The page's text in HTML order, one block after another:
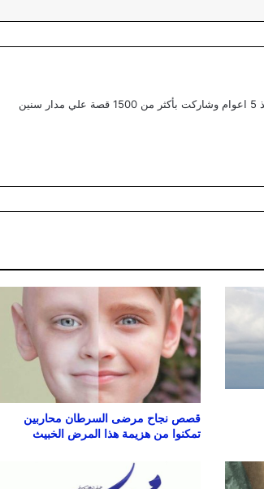
أعمل ككتابة محتوي مختص في القصص في موقع قصص واقعية منذ 5 اعوام وشاركت بأكثر من 1500 قصة علي مدار سنين
قصص نجاح مرضى السرطان محاربين
تمكنوا من هزيمة هذا المرض الخبيث